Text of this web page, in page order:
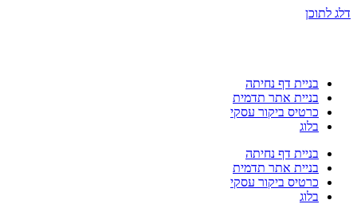
דלג לתוכן
בניית דף נחיתה
בניית אתר תדמית
כרטיס ביקור עסקי
בלוג
בניית דף נחיתה
בניית אתר תדמית
כרטיס ביקור עסקי
בלוג